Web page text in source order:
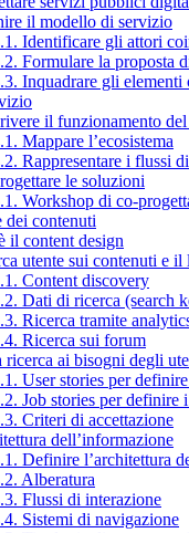
il modello di servizio
Identificare gli attori
Formulare la proposta
Inquadrare gli elementi
il funzionamento
Mappare l’ecosistema
Rappresentare i flussi
le soluzioni
Workshop di co-
dei contenuti
il content design
utente sui contenuti e il
Content discovery
Dati di ricerca (search
Ricerca tramite
Ricerca sui forum
ricerca ai bisogni degli
User stories per
Job stories per definire
Criteri di accettazione
dell’informazione
Definire l’architettura
Alberatura
Flussi di interazione
Sistemi di navigazione